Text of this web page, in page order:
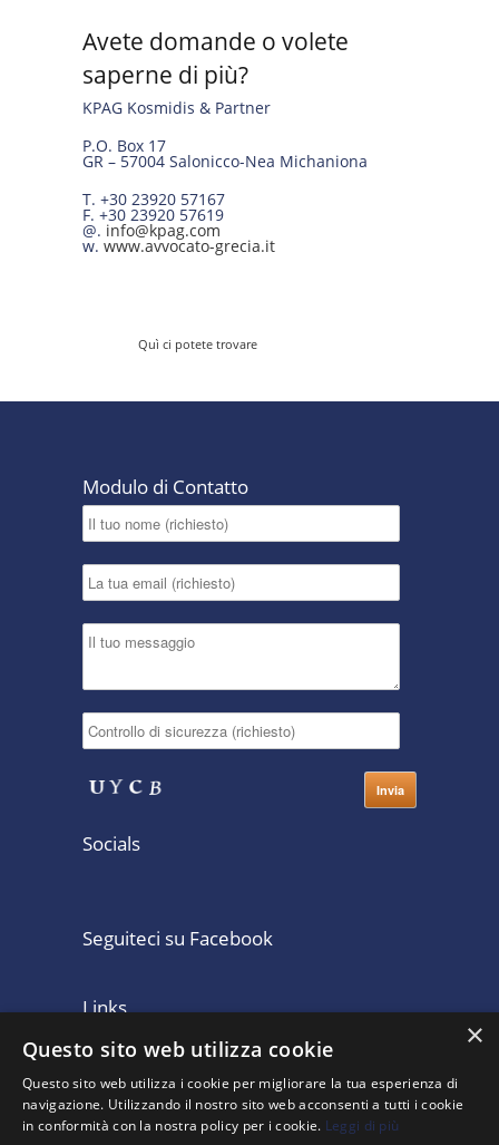
Avete domande o volete
saperne di più?
KPAG Kosmidis & Partner
P.O. Box 17
GR – 57004 Salonicco-Nea Michaniona
T. +30 23920 57167
F. +30 23920 57619
@. info@kpag.com
w. www.avvocato-grecia.it
Quì ci potete trovare
Modulo di Contatto
Socials
Seguiteci su Facebook
Links
Home
Consulenza Contabile
Lo Studio Legale
Clienti
Partecipazioni
Pubblicazioni
×
Questo sito web utilizza cookie
Questo sito web utilizza i cookie per migliorare la tua esperienza di
navigazione. Utilizzando il nostro sito web acconsenti a tutti i cookie
in conformità con la nostra policy per i cookie. Leggi di più